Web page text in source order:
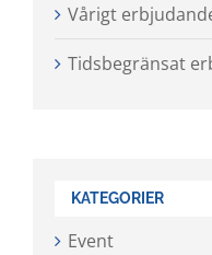
Vårigt
Tidsbegränsat
KATEGORIER
Event